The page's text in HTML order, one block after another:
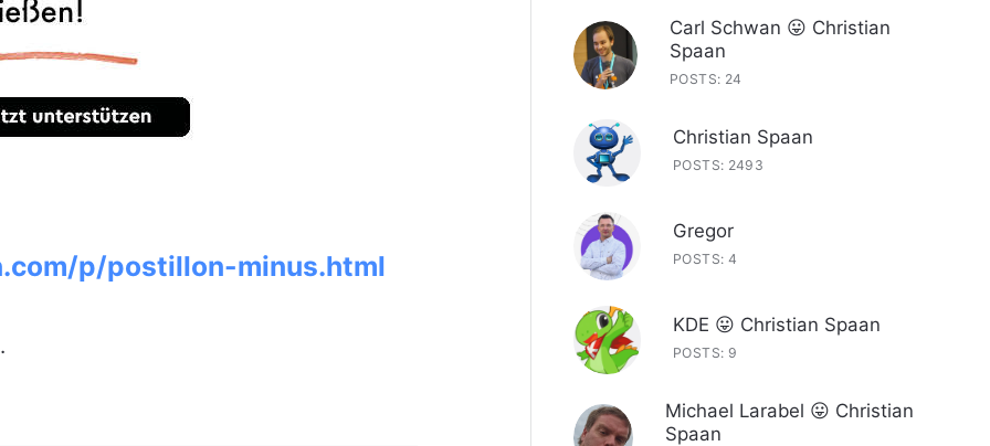
p/postillon-minus.html
Carl Schwan 😛 Christian
Spaan
POSTS: 24
Christian Spaan
POSTS: 2493
Gregor
POSTS: 4
KDE 😛 Christian Spaan
POSTS: 9
Michael Larabel 😛 Christian
Spaan